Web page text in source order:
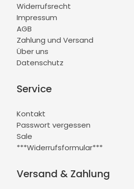
Widerrufsrecht
Impressum
AGB
Zahlung und Versand
Über uns
Datenschutz
Service
Kontakt
Passwort vergessen
Sale
***Widerrufsformular***
Versand & Zahlung